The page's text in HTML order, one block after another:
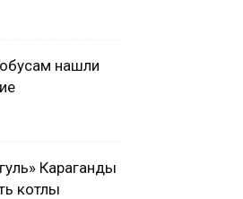
нашли
Караганды
котлы